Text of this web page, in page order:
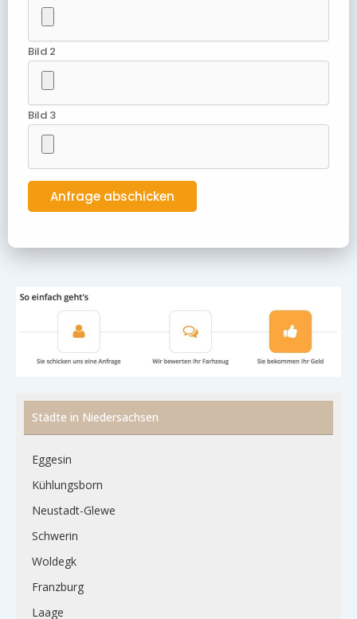
Bild 2
Bild 3
Städte in Niedersachsen
Eggesin
Kühlungsborn
Neustadt-Glewe
Schwerin
Woldegk
Franzburg
Laage